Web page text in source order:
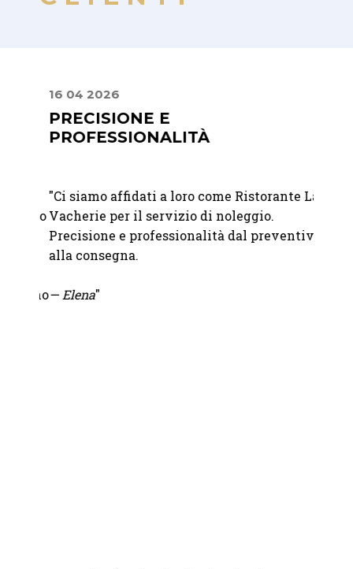
16 04 2026
PRECISIONE E
PROFESSIONALITÀ
Ci siamo affidati a loro come Ristorante La
Vacherie per il servizio di noleggio.
Precisione e professionalità dal preventivo
alla consegna.
— Elena"